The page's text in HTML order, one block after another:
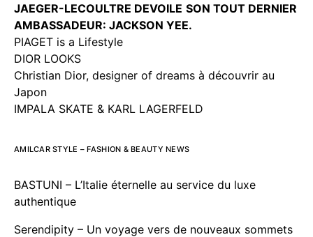
JAEGER-LECOULTRE DEVOILE SON TOUT DERNIER
AMBASSADEUR: JACKSON YEE.
PIAGET is a Lifestyle
DIOR LOOKS
Christian Dior, designer of dreams à découvrir au
Japon
IMPALA SKATE & KARL LAGERFELD
AMILCAR STYLE – FASHION & BEAUTY NEWS
BASTUNI – L’Italie éternelle au service du luxe
authentique
Serendipity – Un voyage vers de nouveaux sommets